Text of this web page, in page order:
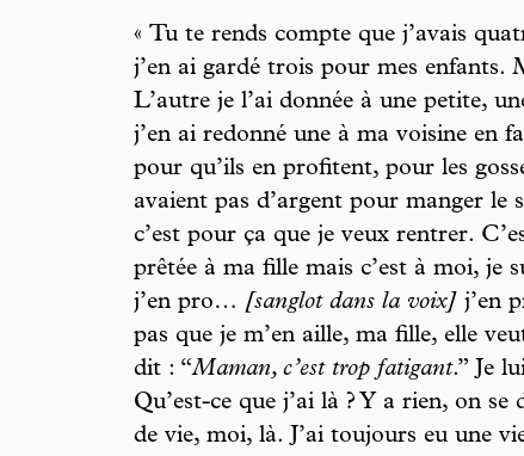
« Tu te rends compte que j’avais
j’en ai gardé trois pour mes enfants.
L’autre je l’ai donnée à une petite,
j’en ai redonné une à ma voisine en
pour qu’ils en profitent, pour les
avaient pas d’argent pour manger
c’est pour ça que je veux rentrer.
prêtée à ma fille mais c’est à moi, je
j’en pro… [sanglot dans la voix] j’en
pas que je m’en aille, ma fille, elle
dit : “Maman, c’est trop fatigant.” Je
Qu’est-ce que j’ai là ? Y a rien, on
de vie, moi, là. J’ai toujours eu une